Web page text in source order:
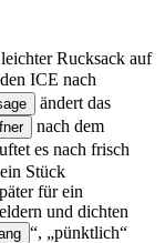
Rucksack auf
ICE nach
ändert das
nach dem
es nach frisch
Stück
für ein
und dichten
“, „pünktlich“